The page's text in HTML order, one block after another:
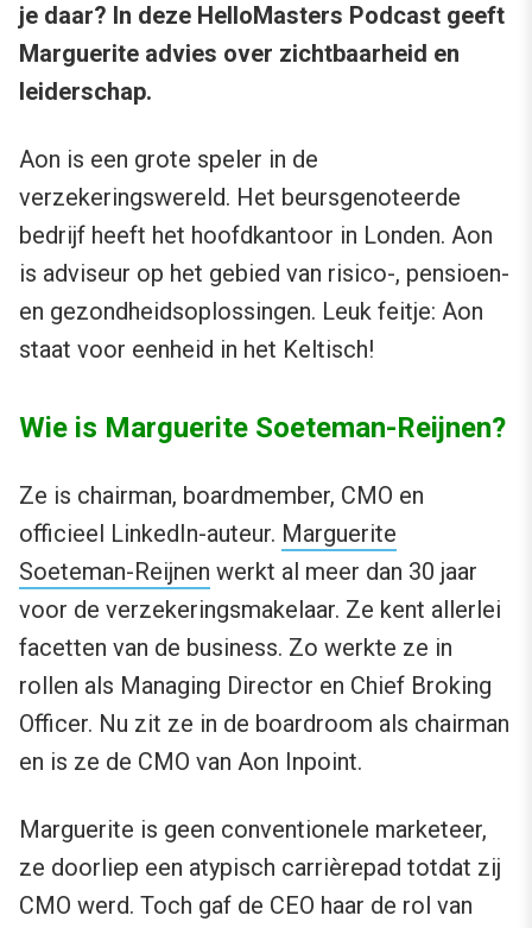
je daar? In deze HelloMasters Podcast geeft
Marguerite advies over zichtbaarheid en
leiderschap.
Aon is een grote speler in de
verzekeringswereld. Het beursgenoteerde
bedrijf heeft het hoofdkantoor in Londen. Aon
is adviseur op het gebied van risico-, pensioen-
en gezondheidsoplossingen. Leuk feitje: Aon
staat voor eenheid in het Keltisch!
Wie is Marguerite Soeteman-Reijnen?
Ze is chairman, boardmember, CMO en
officieel LinkedIn-auteur. Marguerite
Soeteman-Reijnen werkt al meer dan 30 jaar
voor de verzekeringsmakelaar. Ze kent allerlei
facetten van de business. Zo werkte ze in
rollen als Managing Director en Chief Broking
Officer. Nu zit ze in de boardroom als chairman
en is ze de CMO van Aon Inpoint.
Marguerite is geen conventionele marketeer,
ze doorliep een atypisch carrièrepad totdat zij
CMO werd. Toch gaf de CEO haar de rol van